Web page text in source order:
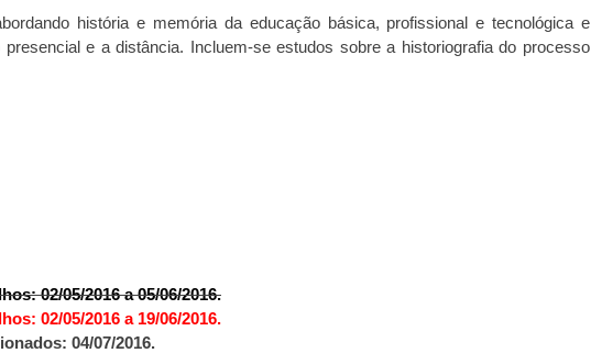
história e memória da educação básica, profissional e tecnológica e
e a distância. Incluem-se estudos sobre a historiografia do processo
02/05/2016 a 05/06/2016.
02/05/2016 a 19/06/2016.
04/07/2016.